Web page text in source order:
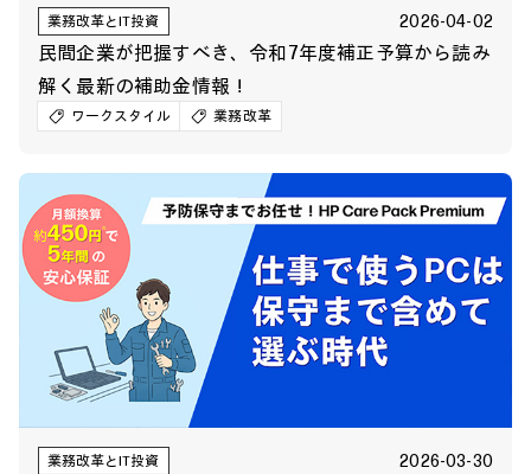
業務改革とIT投資 2026-04-02
民間企業が把握すべき、令和7年度補正予算から読み
解く最新の補助金情報！
ワークスタイル 業務改革
業務改革とIT投資 2026-03-30